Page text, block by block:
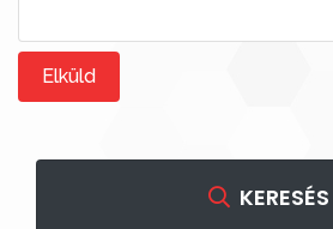
Elküld
KERESÉS